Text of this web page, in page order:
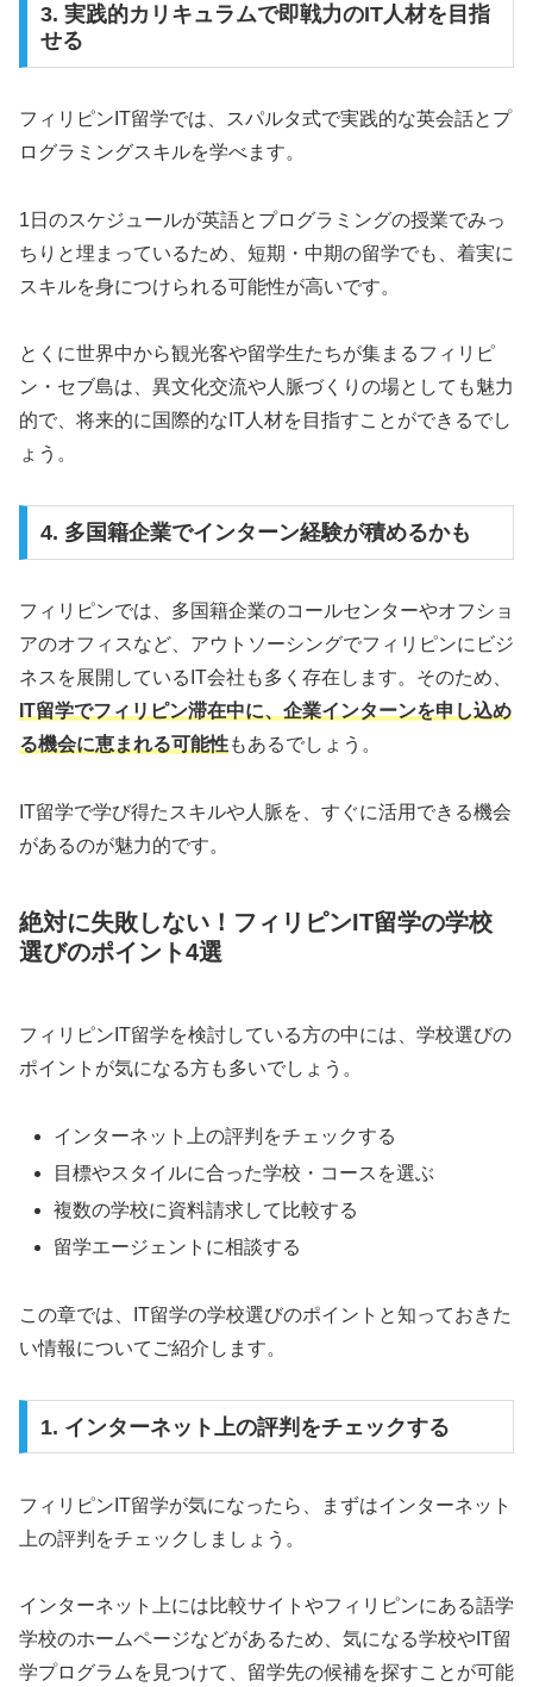
3. 実践的カリキュラムで即戦力のIT人材を目指
せる
フィリピンIT留学では、スパルタ式で実践的な英会話とプ
ログラミングスキルを学べます。
1日のスケジュールが英語とプログラミングの授業でみっ
ちりと埋まっているため、短期・中期の留学でも、着実に
スキルを身につけられる可能性が高いです。
とくに世界中から観光客や留学生たちが集まるフィリピ
ン・セブ島は、異文化交流や人脈づくりの場としても魅力
的で、将来的に国際的なIT人材を目指すことができるでし
ょう。
4. 多国籍企業でインターン経験が積めるかも
フィリピンでは、多国籍企業のコールセンターやオフショ
アのオフィスなど、アウトソーシングでフィリピンにビジ
ネスを展開しているIT会社も多く存在します。そのため、
IT留学でフィリピン滞在中に、企業インターンを申し込め
る機会に恵まれる可能性もあるでしょう。
IT留学で学び得たスキルや人脈を、すぐに活用できる機会
があるのが魅力的です。
絶対に失敗しない！フィリピンIT留学の学校
選びのポイント4選
フィリピンIT留学を検討している方の中には、学校選びの
ポイントが気になる方も多いでしょう。
インターネット上の評判をチェックする
目標やスタイルに合った学校・コースを選ぶ
複数の学校に資料請求して比較する
留学エージェントに相談する
この章では、IT留学の学校選びのポイントと知っておきた
い情報についてご紹介します。
1. インターネット上の評判をチェックする
フィリピンIT留学が気になったら、まずはインターネット
上の評判をチェックしましょう。
インターネット上には比較サイトやフィリピンにある語学
学校のホームページなどがあるため、気になる学校やIT留
学プログラムを見つけて、留学先の候補を探すことが可能